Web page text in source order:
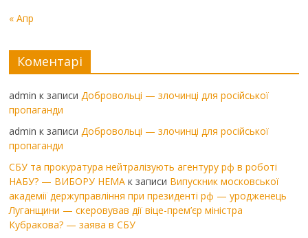
« Апр
Коментарі
admin к записи Добровольці — злочинці для російської
пропаганди
admin к записи Добровольці — злочинці для російської
пропаганди
СБУ та прокуратура нейтралізують агентуру рф в роботі
НАБУ? — ВИБОРУ НЕМА к записи Випускник московської
академії держуправління при президенті рф — уродженець
Луганщини — скеровував дії віце-прем’єр міністра
Кубракова? — заява в СБУ